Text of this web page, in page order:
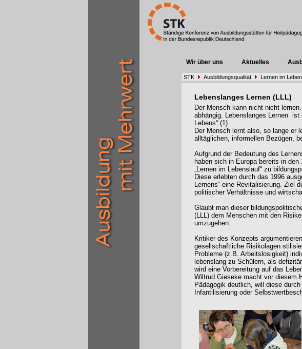
Wir über uns Aktuelles
STK Ausbildungsqualität Lernen im
Lebenslanges Lernen (LLL)
Der Mensch kann nicht nicht
abhängig. Lebenslanges Lernen ist
Lebens“ (1)
Der Mensch lernt also, so lange er
alltäglichen, informellen Bezügen,
Aufgrund der Bedeutung des
haben sich in Europa bereits in
„Lernen im Lebenslauf“ zu
Diese erlebten durch das 1996
Lernens“ eine Revitalisierung. Ziel
politischer Verhältnisse und
Glaubt man dieser
(LLL) dem Menschen mit den
umzugehen.
Kritiker des Konzepts
gesellschaftliche Risikolagen
Probleme (z.B. Arbeitslosigkeit)
lebenslang zu Schülern, als
wird eine Vorbereitung auf das
Wiltrud Gieseke macht vor diesem
Pädagogik deutlich, will diese
Infantilisierung oder